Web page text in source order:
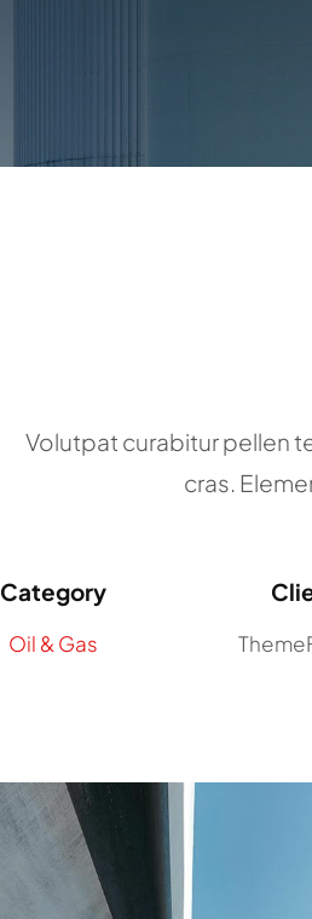
Volutpat curabitur pellen
cras.
Category
Oil & Gas